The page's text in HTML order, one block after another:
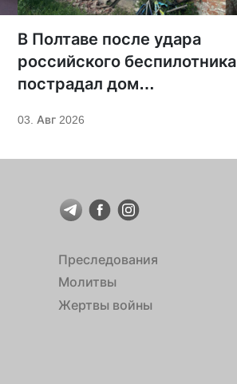
В Полтаве после удара
российского беспилотника
пострадал дом
03. Авг 2026
Преследования
Молитвы
Жертвы войны